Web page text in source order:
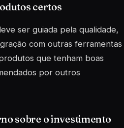
certos
ser guiada pela qualidade,
com outras ferramentas
que tenham boas
por outros
sobre o investimento